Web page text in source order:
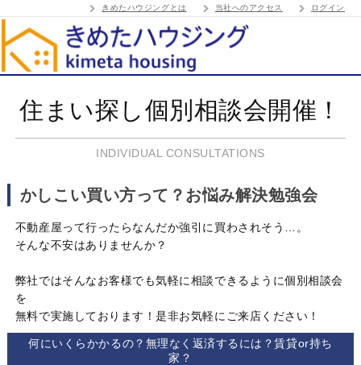
きめたハウジングとは 当社へのアクセス ログイン
住まい探し個別相談会開催！
INDIVIDUAL CONSULTATIONS
かしこい買い方って？お悩み解決勉強会
不動産屋って行ったらなんだか強引に買わされそう…。
そんな不安はありませんか？
弊社ではそんなお客様でも気軽に相談できるように個別相談会
を
無料で実施しております！是非お気軽にご来店ください！
何にいくらかかるの？無理なく返済するには？賃貸or持ち
家？